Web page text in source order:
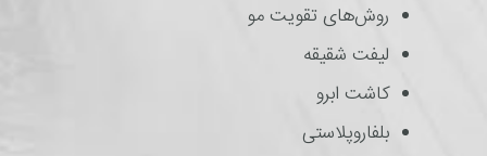
روش‌های تقویت مو
لیفت شقیقه
کاشت ابرو
بلفاروپلاستی